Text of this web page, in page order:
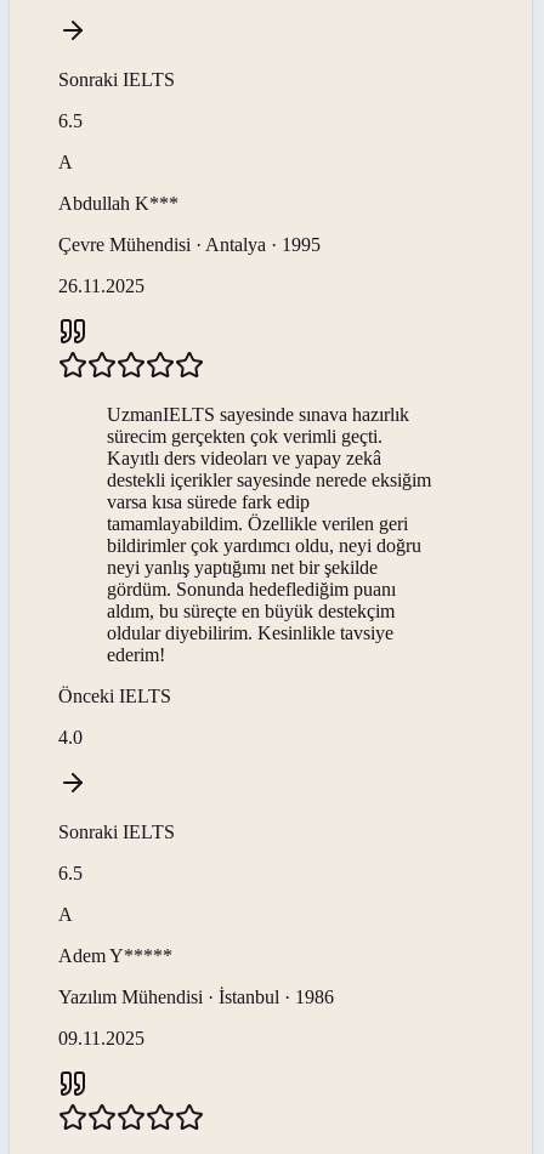
Sonraki IELTS
6.5
A
Abdullah K***
Çevre Mühendisi · Antalya · 1995
26.11.2025
UzmanIELTS sayesinde sınava hazırlık
sürecim gerçekten çok verimli geçti.
Kayıtlı ders videoları ve yapay zekâ
destekli içerikler sayesinde nerede eksiğim
varsa kısa sürede fark edip
tamamlayabildim. Özellikle verilen geri
bildirimler çok yardımcı oldu, neyi doğru
neyi yanlış yaptığımı net bir şekilde
gördüm. Sonunda hedeflediğim puanı
aldım, bu süreçte en büyük destekçim
oldular diyebilirim. Kesinlikle tavsiye
ederim!
Önceki IELTS
4.0
Sonraki IELTS
6.5
A
AdemY*****
Yazılım Mühendisi · İstanbul · 1986
09.11.2025